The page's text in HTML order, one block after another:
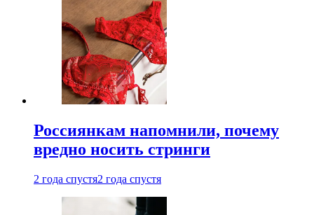
Россиянкам напомнили, почему
вредно носить стринги
2 года спустя2 года спустя